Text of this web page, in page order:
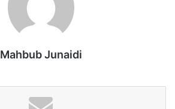
Mahbub Junaidi